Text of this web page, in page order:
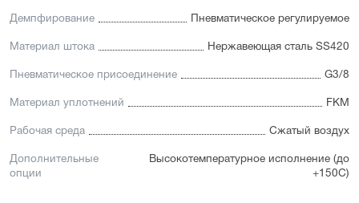
Демпфирование Пневматическое регулируемое
Материал штока Нержавеющая сталь SS420
Пневматическое присоединение G3/8
Материал уплотнений FKM
Рабочая среда Сжатый воздух
Дополнительные
опции
Высокотемпературное исполнение (до
+150С)